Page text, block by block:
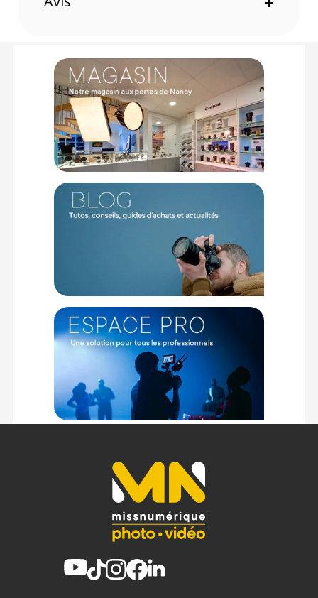
Garantie 5 ans
(1) Offre valable jusqu'au 31 Décembre 2030 à partir de 49 euros
d'achat, sur la base d'une expédition Chronopost 24H vers un point
relais situé en France continentale uniquement, valable uniquement
sur les produits de moins de 1m et moins de 20Kg.
(2) Nombre de points Fidélité estimés, hors remises au panier, basé
sur le prix TTC en €, les points seront effectivement calculés dans le